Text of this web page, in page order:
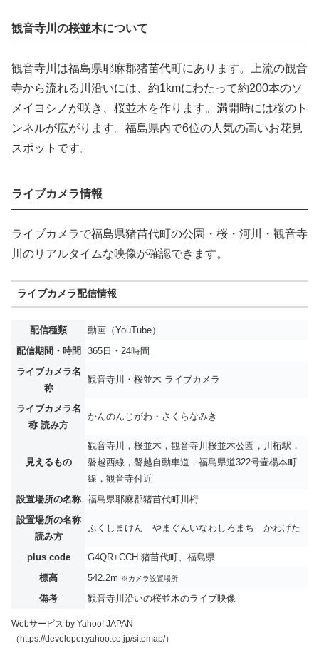
観音寺川の桜並木について
観音寺川は福島県耶麻郡猪苗代町にあります。上流の観音
寺から流れる川沿いには、約1kmにわたって約200本のソ
メイヨシノが咲き、桜並木を作ります。満開時には桜のト
ンネルが広がります。福島県内で6位の人気の高いお花見
スポットです。
ライブカメラ情報
ライブカメラで福島県猪苗代町の公園・桜・河川・観音寺
川のリアルタイムな映像が確認できます。
ライブカメラ配信情報
配信種類
動画（YouTube）
配信期間・時間
365日・24時間
ライブカメラ名
称
観音寺川・桜並木 ライブカメラ
ライブカメラ名
称 読み方
かんのんじがわ・さくらなみき
見えるもの
観音寺川，桜並木，観音寺川桜並木公園，川桁駅，
磐越西線，磐越自動車道，福島県道322号壷楊本町
線，観音寺付近
設置場所の名称
福島県耶麻郡猪苗代町川桁
設置場所の名称
読み方
ふくしまけん やまぐんいなわしろまち かわげた
plus code
G4QR+CCH 猪苗代町、福島県
標高
542.2m ※カメラ設置場所
備考 観音寺川沿いの桜並木のライブ映像
Webサービス by Yahoo! JAPAN
（https://developer.yahoo.co.jp/sitemap/）